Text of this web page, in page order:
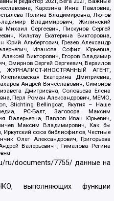
Карезина Инна Павловна,
Полина Владимировна, Лютов
Владимирович, Жилинский
Михаил Сергеевич, Пискунов Сергей
Кильтау Екатерина Викторовна,
Альбертович, Грезев Александр
Иванова София Юрьевна,
Викторович, Егоров Владимир
Смирнов Сергей Сергеевич, Верзилов
ЖУРНАЛИСТ-ИНОСТРАННЫЙ АГЕНТ,
Екатерина Дмитриевна,
Андрей Вячеславович, Симонов
Дмитриевна, Соловьева Елена
Перл Роман Александрович, МЕМО,
Stichting Bellingcat, Якутия – Наше
РС-Балт, Заговора Максим
Валерьевна, Павлов Иван Юрьевич,
Максим Владимирович, Как бы
Иркутский союз библиофилов, Честные
Олег Александрович, Григорьева
Валерьевич , Гималова Регина
ru/documents/7755/ данные на
выполняющих функции